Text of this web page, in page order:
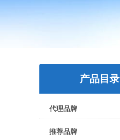
产品目录
代理品牌
推荐品牌